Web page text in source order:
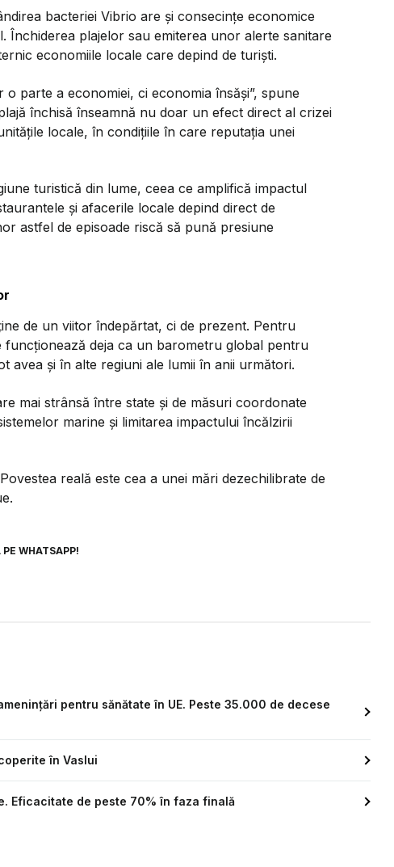
bacteriei Vibrio are și consecințe economice
Închiderea plajelor sau emiterea unor alerte sanitare
economiile locale care depind de turiști.
parte a economiei, ci economia însăși”, spune
închisă înseamnă nu doar un efect direct al crizei
locale, în condițiile în care reputația unei
turistică din lume, ceea ce amplifică impactul
și afacerile locale depind direct de
astfel de episoade riscă să pună presiune
de un viitor îndepărtat, ci de prezent. Pentru
deja ca un barometru global pentru
avea și în alte regiuni ale lumii în anii următori.
mai strânsă între state și de măsuri coordonate
marine și limitarea impactului încălzirii
reală este cea a unei mări dezechilibrate de
WHATSAPP!
pentru sănătate în UE. Peste 35.000 de decese
în Vaslui
Eficacitate de peste 70% în faza finală